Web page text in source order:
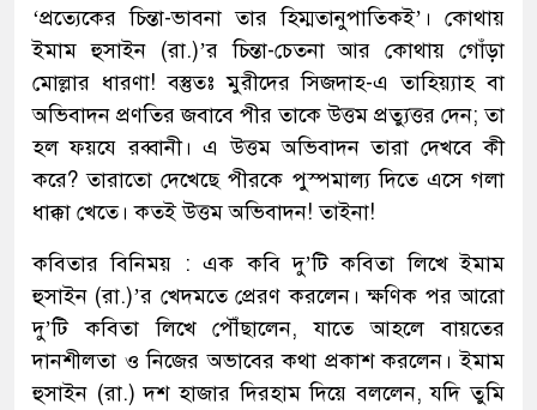
‘প্রত্যেকের চিন্তা-ভাবনা তার হিম্মতানুপাতিকই’। কোথায়
ইমাম হুসাইন (রা.)’র চিন্তা-চেতনা আর কোথায় গোঁড়া
মোল্লার ধারণা! বস্তুতঃ মুরীদের সিজদাহ-এ তাহিয়্যাহ বা
অভিবাদন প্রণতির জবাবে পীর তাকে উত্তম প্রত্যুত্তর দেন; তা
হল ফয়যে রব্বানী। এ উত্তম অভিবাদন তারা দেখবে কী
করে? তারাতো দেখেছে পীরকে পুস্পমাল্য দিতে এসে গলা
ধাক্কা খেতে। কতই উত্তম অভিবাদন! তাইনা!
কবিতার বিনিময় : এক কবি দু’টি কবিতা লিখে ইমাম
হুসাইন (রা.)’র খেদমতে প্রেরণ করলেন। ক্ষণিক পর আরো
দু’টি কবিতা লিখে পৌঁছালেন, যাতে আহলে বায়তের
দানশীলতা ও নিজের অভাবের কথা প্রকাশ করলেন। ইমাম
হুসাইন (রা.) দশ হাজার দিরহাম দিয়ে বললেন, যদি তুমি